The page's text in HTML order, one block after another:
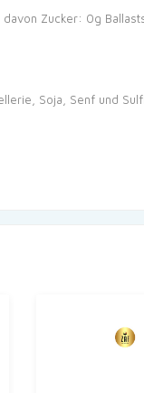
davon Zucker: 0g
Soja, Senf und